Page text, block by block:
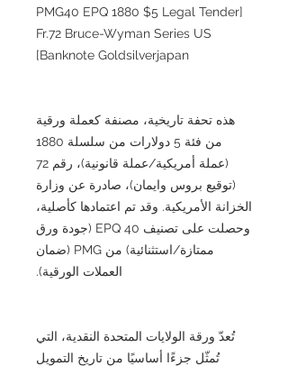
[PMG40 EPQ 1880 $5 Legal Tender
Fr.72 Bruce-Wyman Series US
Banknote Goldsilverjapan]
هذه تحفة تاريخية، مصنفة كعملة ورقية
من فئة 5 دولارات من سلسلة 1880
(عملة أمريكية/عملة قانونية)، رقم 72
(توقيع بروس وايمان)، صادرة عن وزارة
الخزانة الأمريكية. وقد تم اعتمادها كأصلية،
وحصلت على تصنيف 40 EPQ (جودة ورق
ممتازة/استثنائية) من PMG (ضمان
العملات الورقية).
تُعدّ ورقة الولايات المتحدة النقدية، التي
تُمثّل جزءًا أساسيًا من تاريخ التمويل